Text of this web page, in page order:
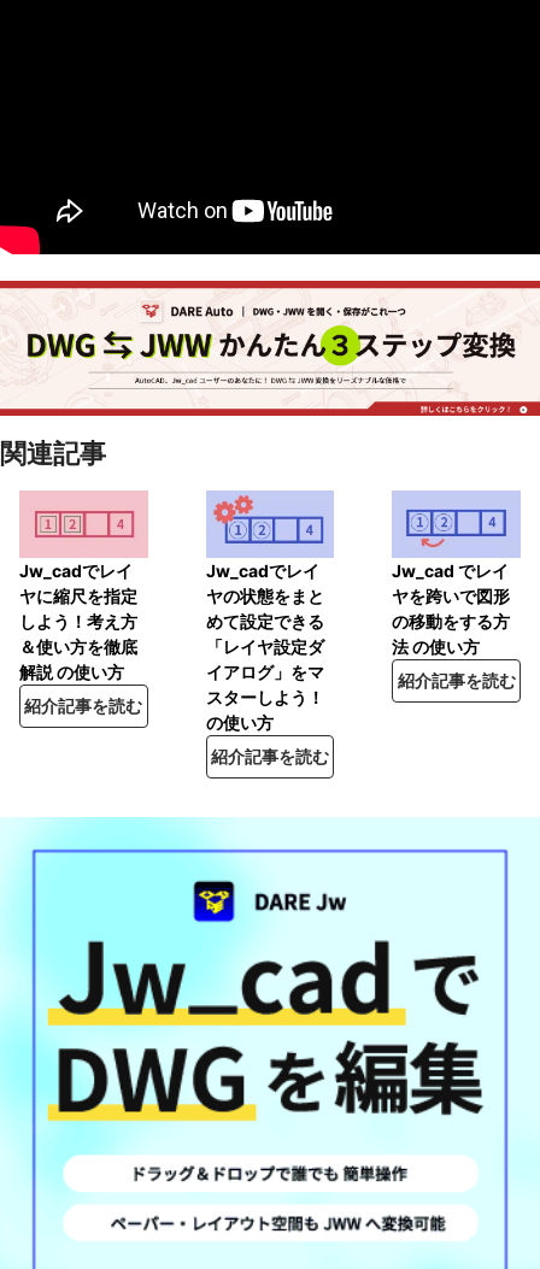
関連記事
Jw_cadでレイ
ヤに縮尺を指定
しよう！考え方
＆使い方を徹底
解説 の使い方
紹介記事を読む
Jw_cadでレイ
ヤの状態をまと
めて設定できる
「レイヤ設定ダ
イアログ」をマ
スターしよう！
の使い方
紹介記事を読む
Jw_cad でレイ
ヤを跨いで図形
の移動をする方
法 の使い方
紹介記事を読む